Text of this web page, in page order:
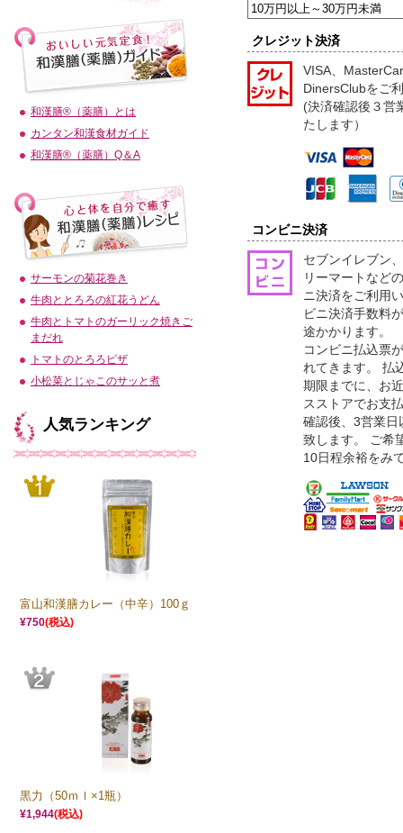
10万円以上～30万円未満
クレジット決済
VISA、
DinersClubをご
(決済確認後３営
たします）
コンビニ決済
セブンイレブン
リーマートなど
ニ決済をご利用
ビニ決済手数料
途かかります。
コンビニ払込票
れてきます。 払
期限までに、お
スストアでお支
確認後、3営業日
致します。 ご希
10日程余裕をみ
和漢膳®（薬膳）とは
カンタン和漢食材ガイド
和漢膳®（薬膳）Q＆A
サーモンの菊花巻き
牛肉ととろろの紅花うどん
牛肉とトマトのガーリック焼きご
まだれ
トマトのとろろピザ
小松菜とじゃこのサッと煮
人気ランキング
富山和漢膳カレー（中辛）100ｇ
¥750(税込)
黒力（50ｍｌ×1瓶）
¥1,944(税込)